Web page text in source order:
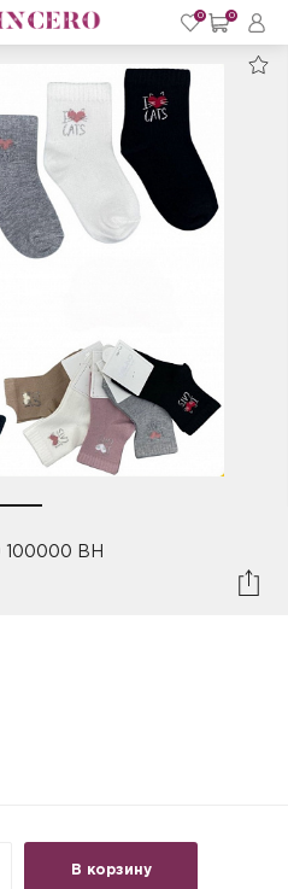
0 0
100000 BH
В корзину